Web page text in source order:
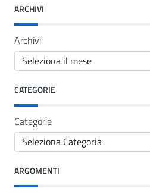
ARCHIVI
Archivi
CATEGORIE
Categorie
ARGOMENTI